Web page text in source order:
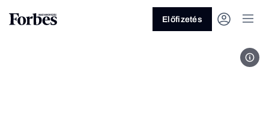
Előfizetés